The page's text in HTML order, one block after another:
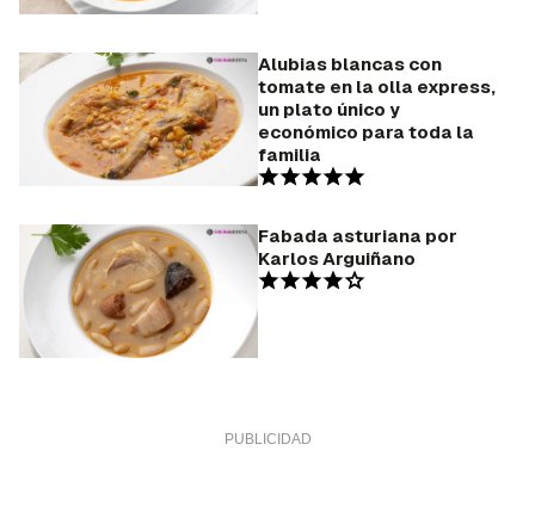
Alubias blancas con
tomate en la olla express,
un plato único y
económico para toda la
familia
Fabada asturiana por
Karlos Arguiñano